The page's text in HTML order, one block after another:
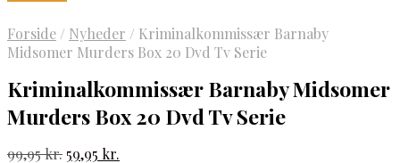
Forside / Nyheder / Kriminalkommissær Barnaby
Midsomer Murders Box 20 Dvd Tv Serie
Kriminalkommissær Barnaby Midsomer
Murders Box 20 Dvd Tv Serie
99,95kr. Den
59,95 kr.